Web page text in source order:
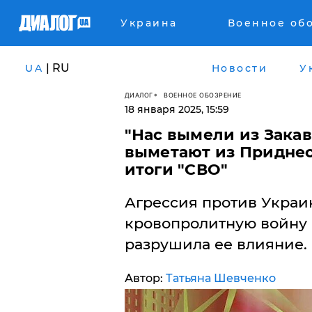
Украина Военное
UA | RU Новости
ДИАЛОГ ВОЕННОЕ ОБОЗРЕНИЕ
18 января 2025, 15:59
​"Нас вымели из
выметают из
итоги "СВО"
Агрессия против
кровопролитную
разрушила ее влияние.
Автор: Татьяна Шевченко